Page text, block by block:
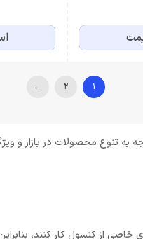
1
2
←
باشید. با توجه به تنوع محصولات